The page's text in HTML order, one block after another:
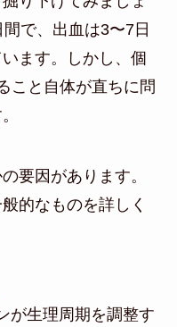
で、出血は3〜7日
ます。しかし、個
こと自体が直ちに問
要因があります。
的なものを詳しく
が生理周期を調整す